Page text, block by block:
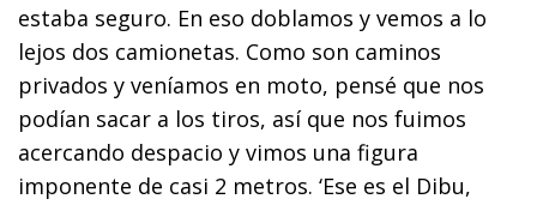
estaba seguro. En eso doblamos y vemos a lo
lejos dos camionetas. Como son caminos
privados y veníamos en moto, pensé que nos
podían sacar a los tiros, así que nos fuimos
acercando despacio y vimos una figura
imponente de casi 2 metros. ‘Ese es el Dibu,